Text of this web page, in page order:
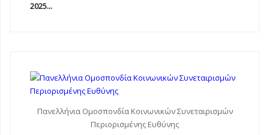
2025...
Πανελλήνια Ομοσπονδία Κοινωνικών Συνεταιρισμών
Περιορισμένης Ευθύνης